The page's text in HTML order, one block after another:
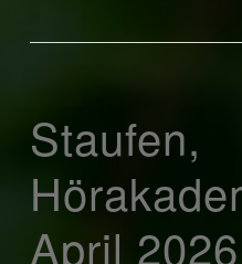
Staufen,
April 2026